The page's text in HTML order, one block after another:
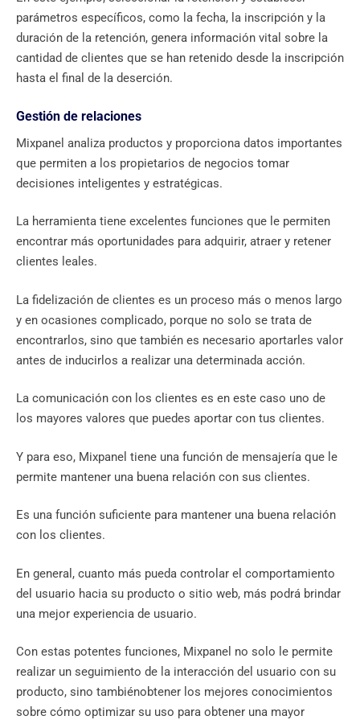
parámetros específicos, como la fecha, la inscripción y la
duración de la retención, genera información vital sobre la
cantidad de clientes que se han retenido desde la inscripción
hasta el final de la deserción.
Gestión de relaciones
Mixpanel analiza productos y proporciona datos importantes
que permiten a los propietarios de negocios tomar
decisiones inteligentes y estratégicas.
La herramienta tiene excelentes funciones que le permiten
encontrar más oportunidades para adquirir, atraer y retener
clientes leales.
La fidelización de clientes es un proceso más o menos largo
y en ocasiones complicado, porque no solo se trata de
encontrarlos, sino que también es necesario aportarles valor
antes de inducirlos a realizar una determinada acción.
La comunicación con los clientes es en este caso uno de
los mayores valores que puedes aportar con tus clientes.
Y para eso, Mixpanel tiene una función de mensajería que le
permite mantener una buena relación con sus clientes.‍
Es una función suficiente para mantener una buena relación
con los clientes.
En general, cuanto más pueda controlar el comportamiento
del usuario hacia su producto o sitio web, más podrá brindar
una mejor experiencia de usuario.
Con estas potentes funciones, Mixpanel no solo le permite
realizar un seguimiento de la interacción del usuario con su
producto, sino tambiénobtener los mejores conocimientos
sobre cómo optimizar su uso para obtener una mayor